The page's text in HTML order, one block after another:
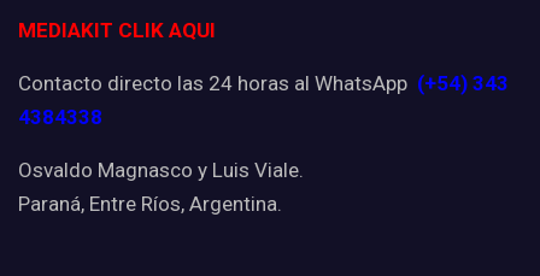
MEDIAKIT CLIK AQUI
Contacto directo las 24 horas al WhatsApp (+54) 343
4384338
Osvaldo Magnasco y Luis Viale.
Paraná, Entre Ríos, Argentina.